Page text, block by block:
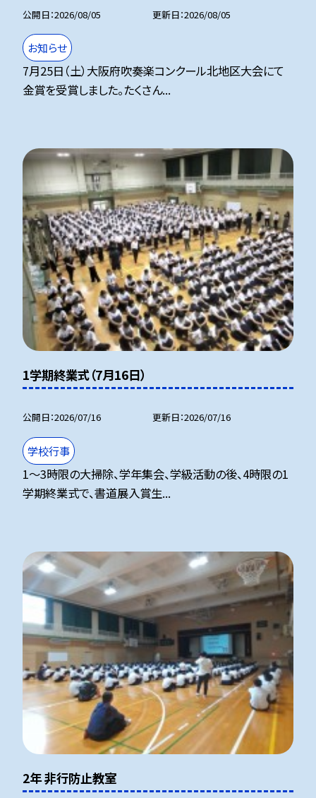
公開日 2026/08/05 更新日 2026/08/05
お知らせ
7月25日（土）大阪府吹奏楽コンクール北地区大会にて
金賞を受賞しました。たくさん...
1学期終業式（7月16日）
公開日 2026/07/16 更新日 2026/07/16
学校行事
1～3時限の大掃除、学年集会、学級活動の後、4時限の1
学期終業式で、書道展入賞生...
2年 非行防止教室